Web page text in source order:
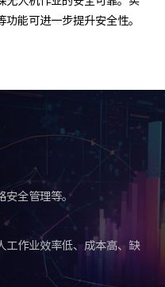
高生产效率。
安全管理等。
工作业效率低、成本高、缺